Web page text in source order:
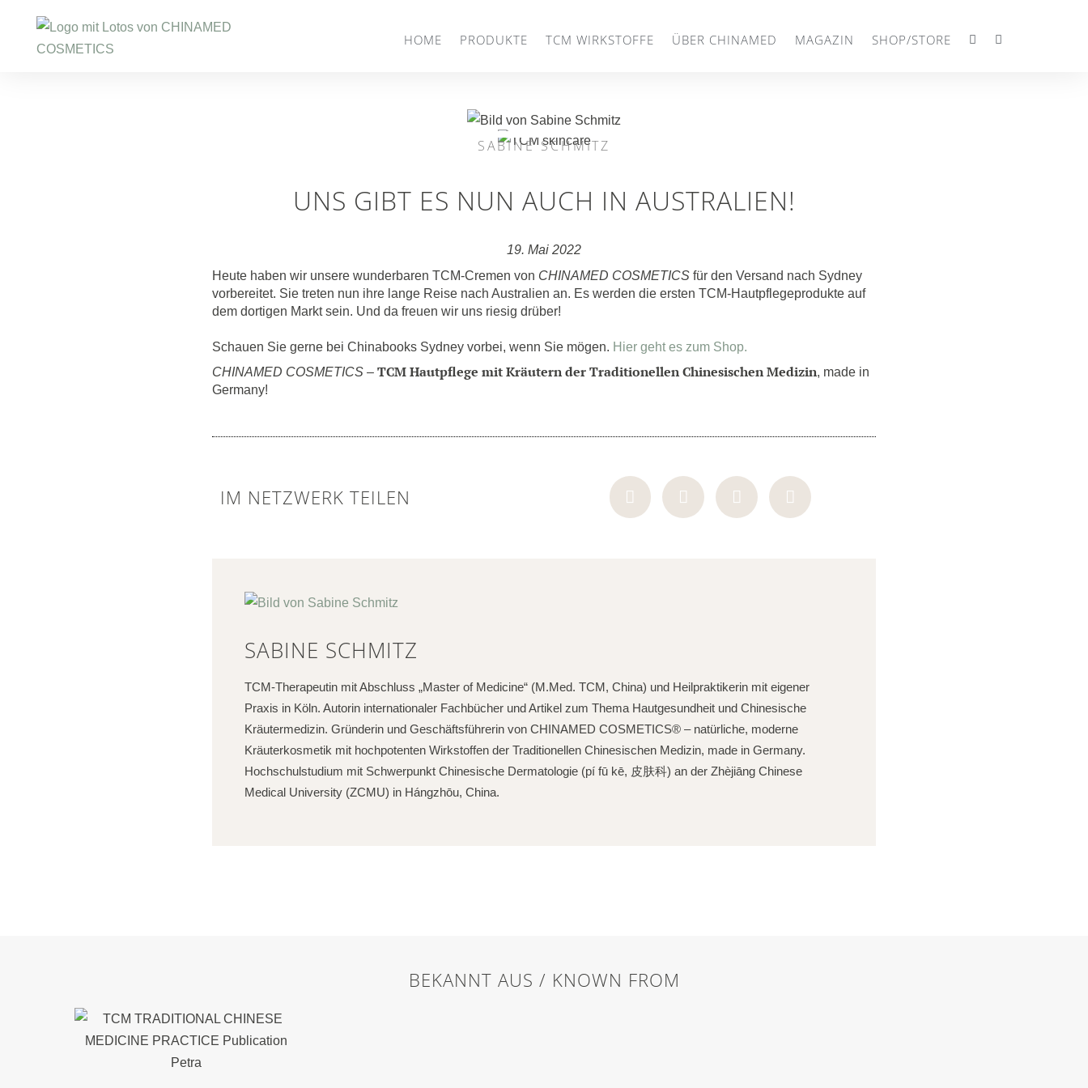
springen
HOME PRODUKTE TCM WIRKSTOFFE ÜBER CHINAMED MAGAZIN SHOP/STORE
SABINE SCHMITZ
UNS GIBT ES NUN AUCH IN AUSTRALIEN!
19. Mai 2022
Heute haben wir unsere wunderbaren TCM-Cremen von CHINAMED COSMETICS für den Versand nach Sydney
vorbereitet. Sie treten nun ihre lange Reise nach Australien an. Es werden die ersten TCM-Hautpflegeprodukte auf
dem dortigen Markt sein. Und da freuen wir uns riesig drüber!
Schauen Sie gerne bei Chinabooks Sydney vorbei, wenn Sie mögen. Hier geht es zum Shop.
CHINAMED COSMETICS – TCM Hautpflege mit Kräutern der Traditionellen Chinesischen Medizin, made in
Germany!
IM NETZWERK TEILEN
SABINE SCHMITZ
TCM-Therapeutin mit Abschluss „Master of Medicine“ (M.Med. TCM, China) und Heilpraktikerin mit eigener
Praxis in Köln. Autorin internationaler Fachbücher und Artikel zum Thema Hautgesundheit und Chinesische
Kräutermedizin. Gründerin und Geschäftsführerin von CHINAMED COSMETICS® – natürliche, moderne
Kräuterkosmetik mit hochpotenten Wirkstoffen der Traditionellen Chinesischen Medizin, made in Germany.
Hochschulstudium mit Schwerpunkt Chinesische Dermatologie (pí fū kē, 皮肤科) an der Zhèjiāng Chinese
Medical University (ZCMU) in Hángzhōu, China.
BEKANNT AUS / KNOWN FROM